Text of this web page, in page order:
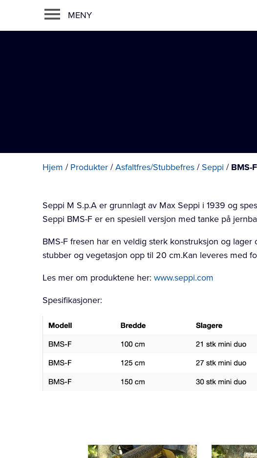
MENY
Hjem / Produkter /Asfaltfres/Stubbefres / Seppi / BMS-F
Seppi M S.p.A er grunnlagt av Max Seppi i 1939 og
Seppi BMS-F er en spesiell versjon med tanke på
BMS-F fresen har en veldig sterk konstruksjon og
stubber og vegetasjon opp til 20 cm.Kan leveres med
Les mer om produktene her: www.seppi.com
Spesifikasjoner: